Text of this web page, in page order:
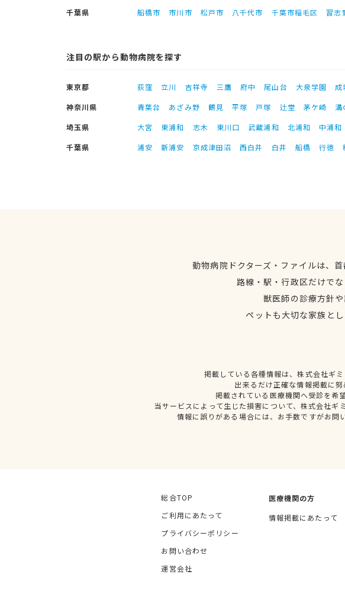
千葉県
船橋市 市川市 松戸市 八千代市 千葉市稲毛区 習志
注目の駅から動物病院を探す
東京都 荻窪 立川 吉祥寺 三鷹 府中 尾山台 大泉学園 成
神奈川県
青葉台 あざみ野 鶴見 平塚 戸塚 辻堂 茅ケ崎
溝
埼玉県
大宮 東浦和 志木 東川口 武蔵浦和 北浦和 中浦和
千葉県
浦安 新浦安 京成津田沼 西白井 白井 船橋 行徳
動物病院ドクターズ・ファイルは、
路線・駅・行政区だけで
獣医師の診療方針
ペットも大切な家族と
掲載している各種情報は、株式会社ギ
出来るだけ正確な情報掲載に
掲載されている医療機関へ受診を希
当サービスによって生じた損害について、株式会社
情報に誤りがある場合には、お手数ですがお
総合TOP
ご利用にあたって
プライバシーポリシー
お問い合わせ
運営会社
医療機関の方
情報掲載にあたって